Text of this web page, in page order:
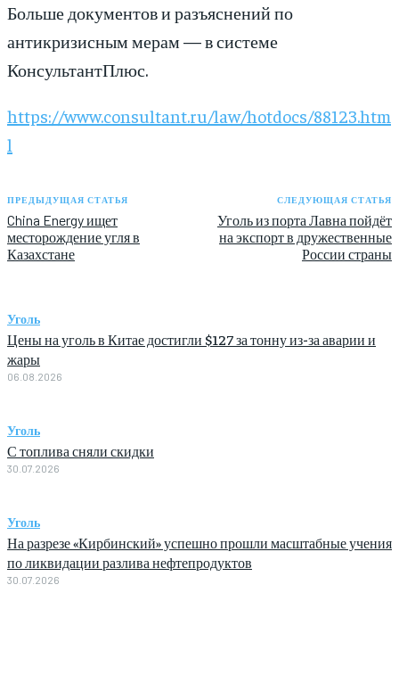
Больше документов и разъяснений по
антикризисным мерам — в системе
КонсультантПлюс.
https://www.consultant.ru/law/hotdocs/88123.htm
l
ПРЕДЫДУЩАЯ СТАТЬЯ
China Energy ищет
месторождение угля в
Казахстане
СЛЕДУЮЩАЯ СТАТЬЯ
Уголь из порта Лавна пойдёт
на экспорт в дружественные
России страны
Уголь
Цены на уголь в Китае достигли $127 за тонну из-за аварии и
жары
06.08.2026
Уголь
С топлива сняли скидки
30.07.2026
Уголь
На разрезе «Кирбинский» успешно прошли масштабные учения
по ликвидации разлива нефтепродуктов
30.07.2026